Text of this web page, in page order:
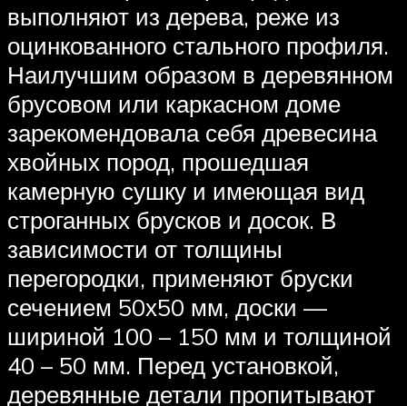
выполняют из дерева, реже из
оцинкованного стального профиля.
Наилучшим образом в деревянном
брусовом или каркасном доме
зарекомендовала себя древесина
хвойных пород, прошедшая
камерную сушку и имеющая вид
строганных брусков и досок. В
зависимости от толщины
перегородки, применяют бруски
сечением 50х50 мм, доски —
шириной 100 – 150 мм и толщиной
40 – 50 мм. Перед установкой,
деревянные детали пропитывают